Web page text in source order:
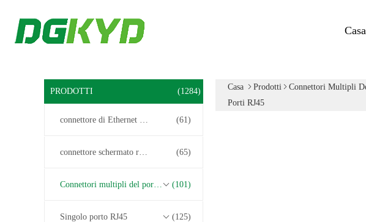
Casa
PRODOTTI (1284)
connettore di Ethernet rj45 (61)
connettore schermato rj45 (65)
Connettori multipli del porto RJ45 (101)
Singolo porto RJ45 (125)
Casa Prodotti Connettori Multipli
Porti RJ45